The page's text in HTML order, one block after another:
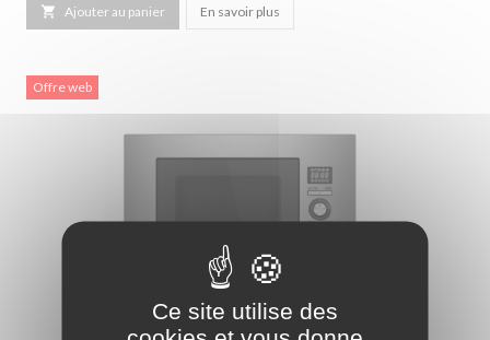
 Ajouter au panier En savoir plus
Offre web
Ce site utilise des